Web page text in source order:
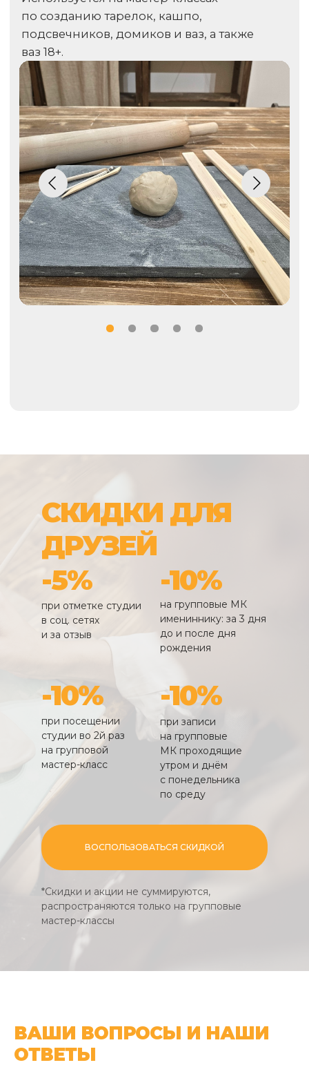
*Скидки и акции не суммируются,
распространяются только на групповые
мастер-классы
ВОСПОЛЬЗОВАТЬСЯ СКИДКОЙ
при записи
на групповые
МК проходящие
утром и днём
с понедельника
по среду
-10%
при посещении
студии во 2й раз
на групповой
мастер-класс
-10%
на групповые МК
имениннику: за 3 дня
до и после дня
рождения
-10%
при отметке студии
в соц. сетях
и за отзыв
-5%
СКИДКИ ДЛЯ
ДРУЗЕЙ
ВАШИ ВОПРОСЫ И НАШИ
ОТВЕТЫ